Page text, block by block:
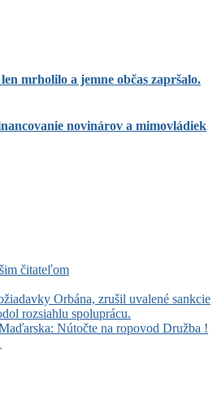
mrholilo a jemne občas zapršalo.
novinárov a mimovládiek
čitateľom
Orbána, zrušil uvalené sankcie
rozsiahlu spoluprácu.
Nútočte na ropovod Družba !